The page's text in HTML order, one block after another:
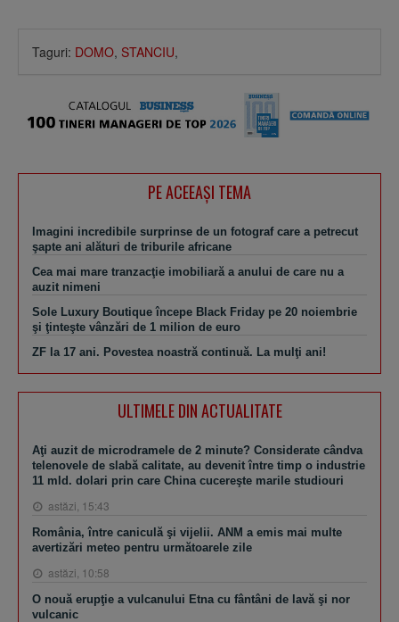
Taguri: DOMO, STANCIU,
PE ACEEAŞI TEMA
Imagini incredibile surprinse de un fotograf care a petrecut
şapte ani alături de triburile africane
Cea mai mare tranzacţie imobiliară a anului de care nu a
auzit nimeni
Sole Luxury Boutique începe Black Friday pe 20 noiembrie
şi ţinteşte vânzări de 1 milion de euro
ZF la 17 ani. Povestea noastră continuă. La mulţi ani!
ULTIMELE DIN ACTUALITATE
Aţi auzit de microdramele de 2 minute? Considerate cândva
telenovele de slabă calitate, au devenit între timp o industrie
11 mld. dolari prin care China cucereşte marile studiouri
astăzi, 15:43
România, între caniculă şi vijelii. ANM a emis mai multe
avertizări meteo pentru următoarele zile
astăzi, 10:58
O nouă erupţie a vulcanului Etna cu fântâni de lavă şi nor
vulcanic